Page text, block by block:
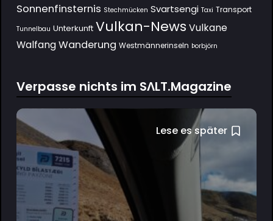
Sonnenfinsternis Stechmücken Svartsengi Taxi Transport
Tunnelbau Unterkunft Vulkan-News Vulkane
Walfang Wanderung Westmännerinseln Þorbjörn
Verpasse nichts im SΛLT.Magazine
Lese es später